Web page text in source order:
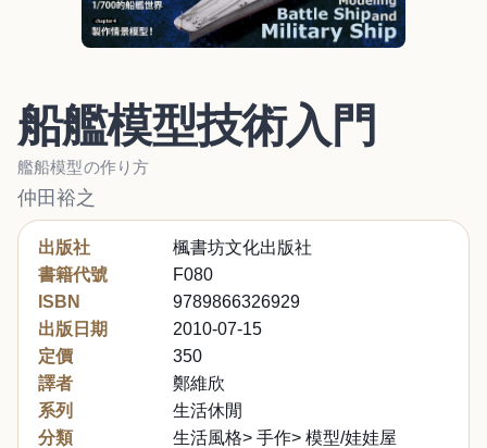
船艦模型技術入門
艦船模型の作り方
仲田裕之
出版社
楓書坊文化出版社
書籍代號
F080
ISBN
9789866326929
出版日期
2010-07-15
定價
350
譯者
鄭維欣
系列
生活休閒
分類
生活風格> 手作> 模型/娃娃屋